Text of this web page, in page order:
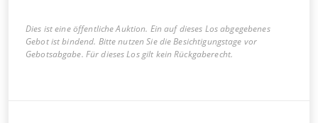
Dies ist eine öffentliche Auktion. Ein auf dieses Los abgegebenes
Gebot ist bindend. Bitte nutzen Sie die Besichtigungstage vor
Gebotsabgabe. Für dieses Los gilt kein Rückgaberecht.